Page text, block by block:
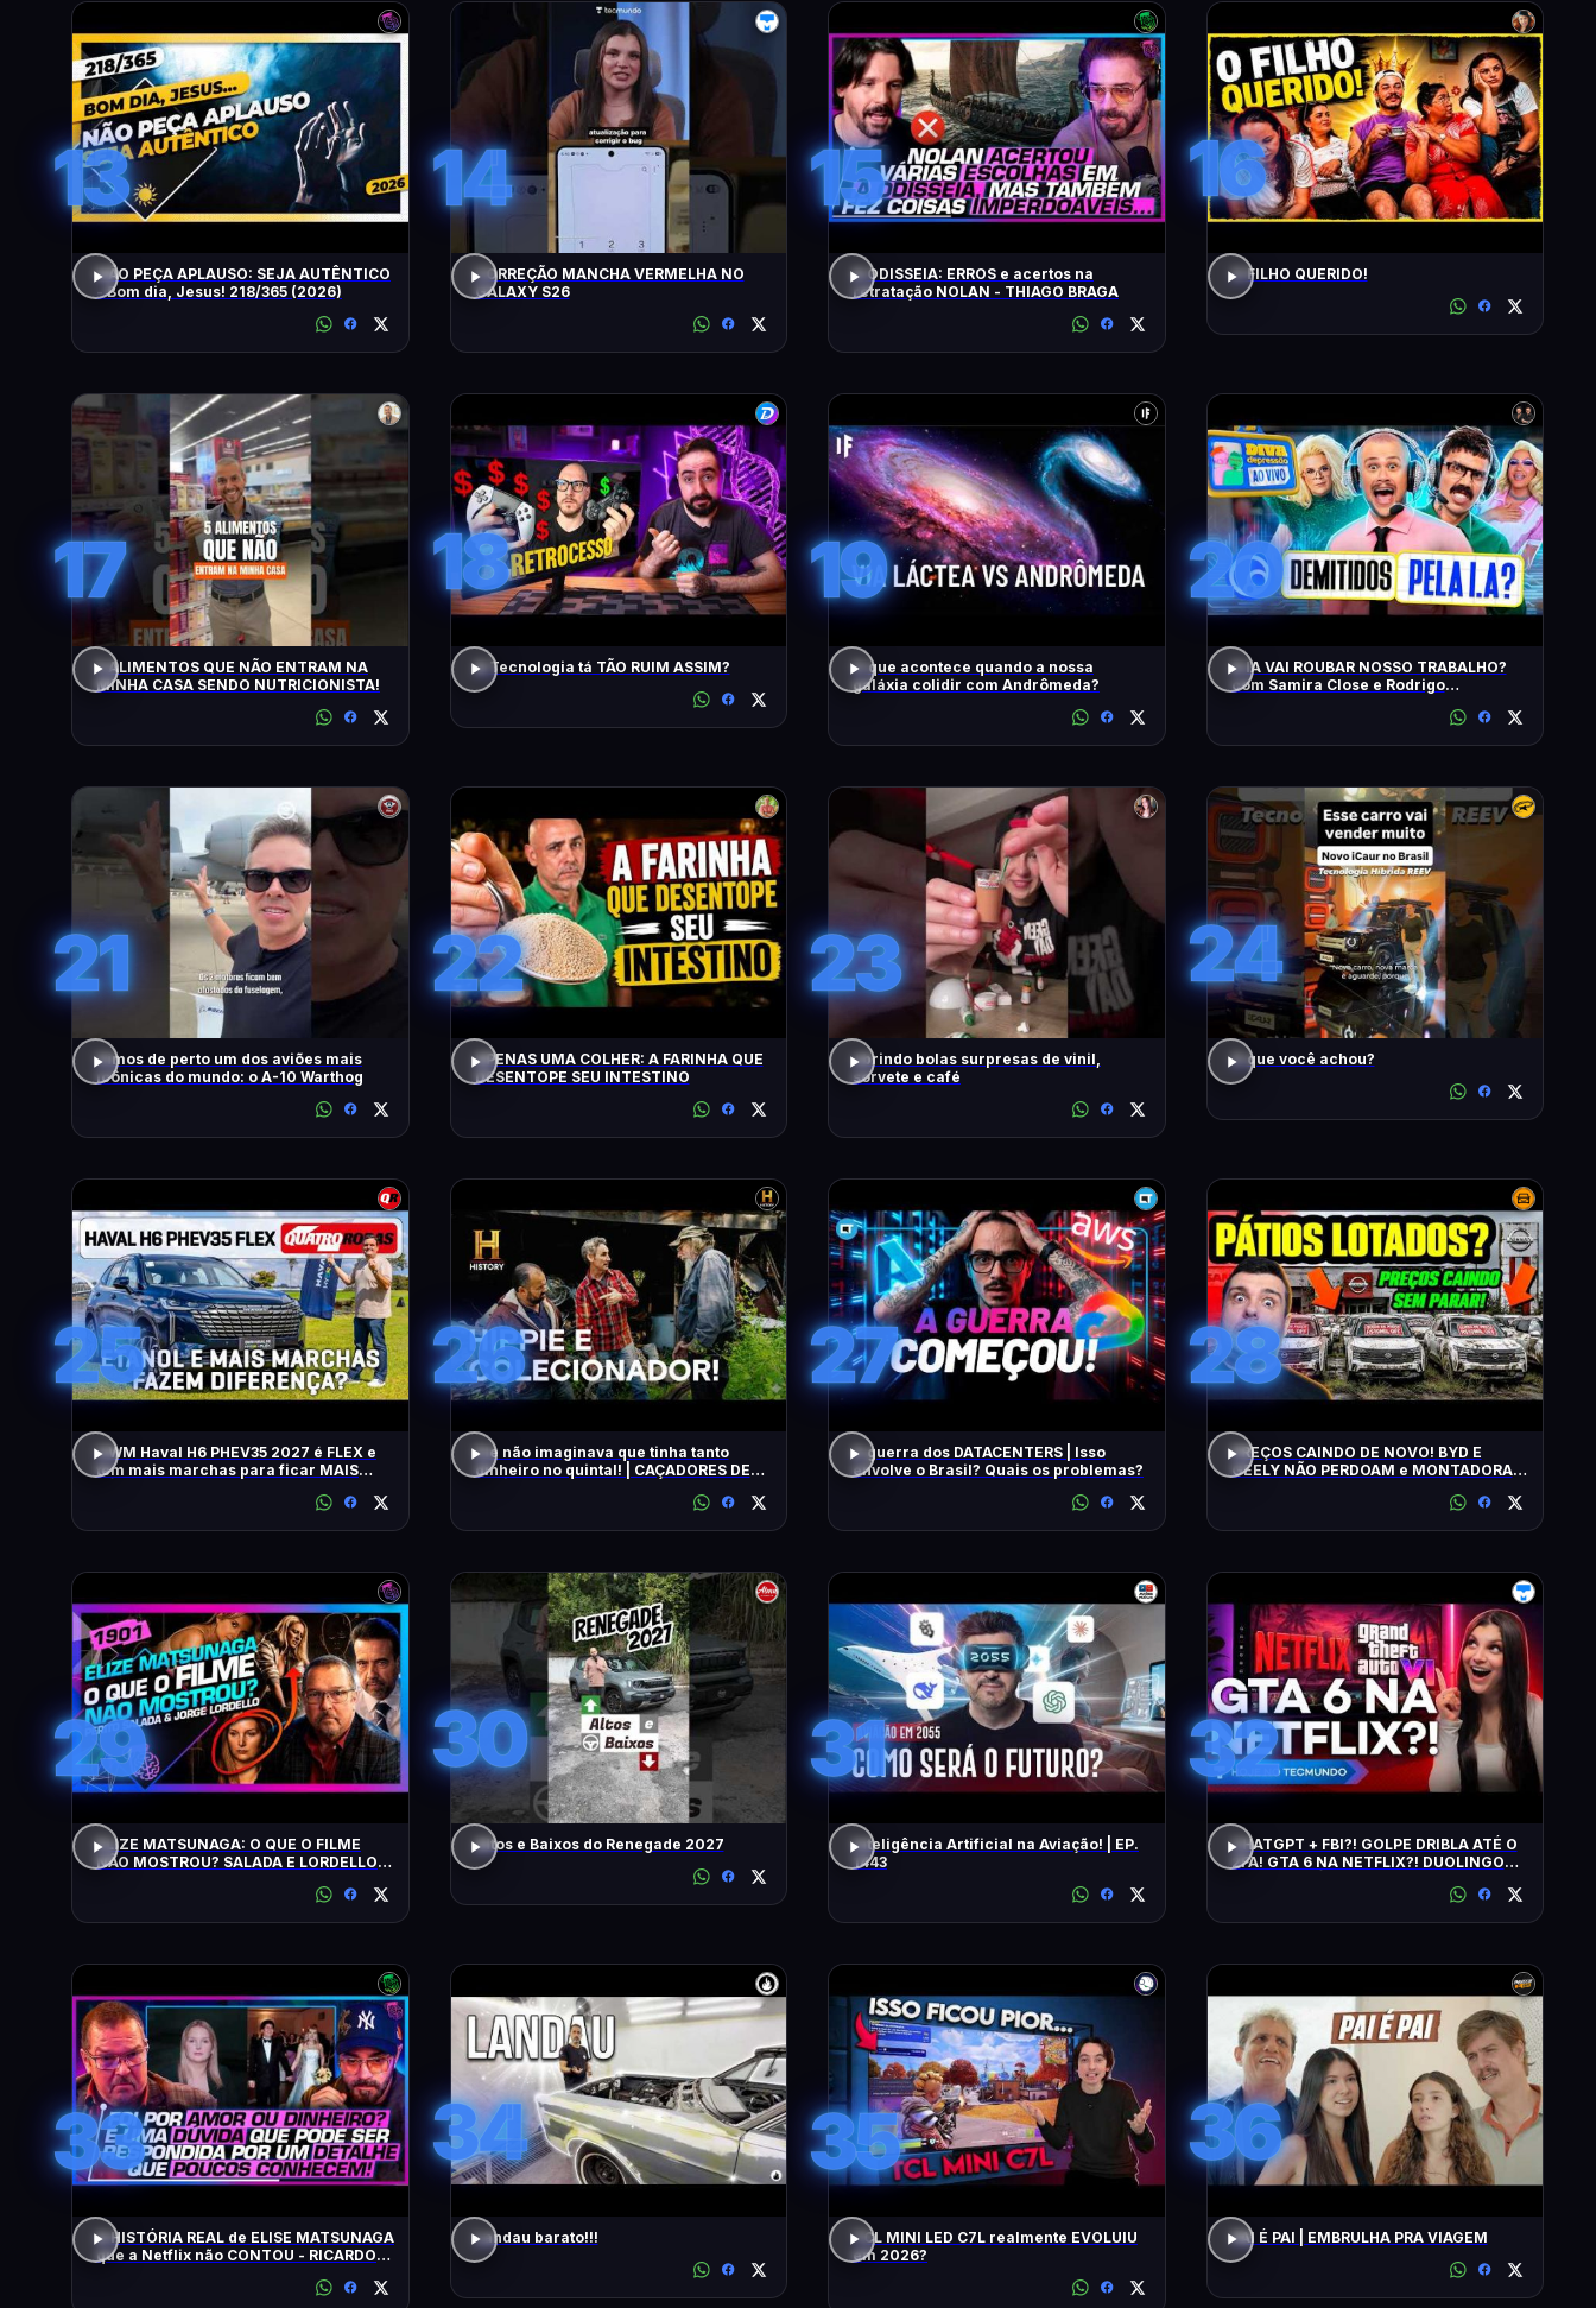
13
NÃO PEÇA APLAUSO: SEJA AUTÊNTICO
- Bom dia, Jesus! 218/365 (2026)
14
CORREÇÃO MANCHA VERMELHA NO
GALAXY S26
15
A ODISSEIA: ERROS e acertos na
retratação NOLAN - THIAGO BRAGA
16
O FILHO QUERIDO!
17
5 ALIMENTOS QUE NÃO ENTRAM NA
MINHA CASA SENDO NUTRICIONISTA!
18
A Tecnologia tá TÃO RUIM ASSIM?
19
O que acontece quando a nossa
galáxia colidir com Andrômeda?
20
A IA VAI ROUBAR NOSSO TRABALHO?
com Samira Close e Rodrigo
21
Vimos de perto um dos aviões mais
icônicas do mundo: o A-10 Warthog
22
APENAS UMA COLHER: A FARINHA QUE
DESENTOPE SEU INTESTINO
23
abrindo bolas surpresas de vinil,
sorvete e café
24
O que você achou?
25
GWM Haval H6 PHEV35 2027 é FLEX e
tem mais marchas para ficar MAIS
26
Ele não imaginava que tinha tanto
dinheiro no quintal! | CAÇADORES DE
27
A guerra dos DATACENTERS | Isso
envolve o Brasil? Quais os problemas?
28
PREÇOS CAINDO DE NOVO! BYD E
GEELY NÃO PERDOAM e MONTADORAS
29
ELIZE MATSUNAGA: O QUE O FILME
NÃO MOSTROU? SALADA E LORDELLO -
30
Altos e Baixos do Renegade 2027
31
Inteligência Artificial na Aviação! | EP.
1443
32
CHATGPT + FBI?! GOLPE DRIBLA ATÉ O
2FA! GTA 6 NA NETFLIX?! DUOLINGO
33
A HISTÓRIA REAL de ELISE MATSUNAGA
que a Netflix não CONTOU - RICARDO
34
Landau barato!!!
35
TCL MINI LED C7L realmente EVOLUIU
em 2026?
36
PAI É PAI | EMBRULHA PRA VIAGEM